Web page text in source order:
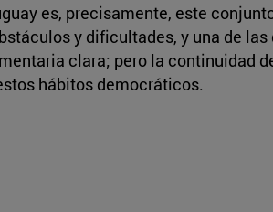
es, precisamente, este
y dificultades, y una de
clara; pero la continuidad
hábitos democráticos.